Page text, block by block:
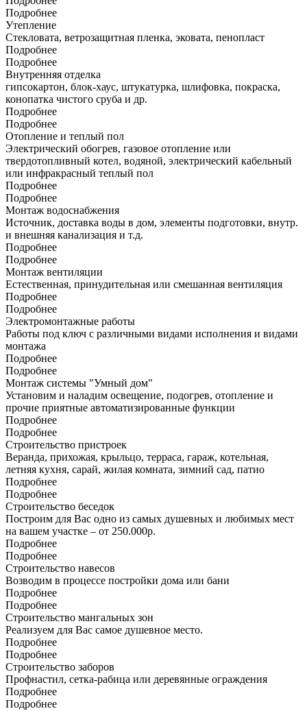
Подробнее
Утепление
Стекловата, ветрозащитная пленка, эковата, пенопласт
Подробнее
Подробнее
Внутренняя отделка
гипсокартон, блок-хаус, штукатурка, шлифовка, покраска,
конопатка чистого сруба и др.
Подробнее
Подробнее
Отопление и теплый пол
Электрический обогрев, газовое отопление или
твердотопливный котел, водяной, электрический кабельный
или инфракрасный теплый пол
Подробнее
Подробнее
Монтаж водоснабжения
Источник, доставка воды в дом, элементы подготовки, внутр.
и внешняя канализация и т.д.
Подробнее
Подробнее
Монтаж вентиляции
Естественная, принудительная или смешанная вентиляция
Подробнее
Подробнее
Электромонтажные работы
Работы под ключ с различными видами исполнения и видами
монтажа
Подробнее
Подробнее
Монтаж системы "Умный дом"
Установим и наладим освещение, подогрев, отопление и
прочие приятные автоматизированные функции
Подробнее
Подробнее
Строительство пристроек
Веранда, прихожая, крыльцо, терраса, гараж, котельная,
летняя кухня, сарай, жилая комната, зимний сад, патио
Подробнее
Подробнее
Строительство беседок
Построим для Вас одно из самых душевных и любимых мест
на вашем участке – от 250.000р.
Подробнее
Подробнее
Строительство навесов
Возводим в процессе постройки дома или бани
Подробнее
Подробнее
Строительство мангальных зон
Реализуем для Вас самое душевное место.
Подробнее
Подробнее
Строительство заборов
Профнастил, сетка-рабица или деревянные ограждения
Подробнее
Подробнее